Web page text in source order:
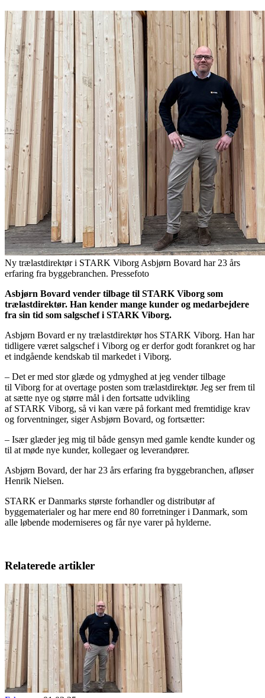
Ny trælastdirektør i STARK Viborg Asbjørn Bovard har 23 års
erfaring fra byggebranchen. Pressefoto
Asbjørn Bovard vender tilbage til STARK Viborg som
trælastdirektør. Han kender mange kunder og medarbejdere
fra sin tid som salgschef i STARK Viborg.
Asbjørn Bovard er ny trælastdirektør hos STARK Viborg. Han har
tidligere været salgschef i Viborg og er derfor godt forankret og har
et indgående kendskab til markedet i Viborg.
– Det er med stor glæde og ydmyghed at jeg vender tilbage
til Viborg for at overtage posten som trælastdirektør. Jeg ser frem til
at sætte nye og større mål i den fortsatte udvikling
af STARK Viborg, så vi kan være på forkant med fremtidige krav
og forventninger, siger Asbjørn Bovard, og fortsætter:
– Især glæder jeg mig til både gensyn med gamle kendte kunder og
til at møde nye kunder, kollegaer og leverandører.
Asbjørn Bovard, der har 23 års erfaring fra byggebranchen, afløser
Henrik Nielsen.
STARK er Danmarks største forhandler og distributør af
byggematerialer og har mere end 80 forretninger i Danmark, som
alle løbende moderniseres og får nye varer på hylderne.
Relaterede artikler